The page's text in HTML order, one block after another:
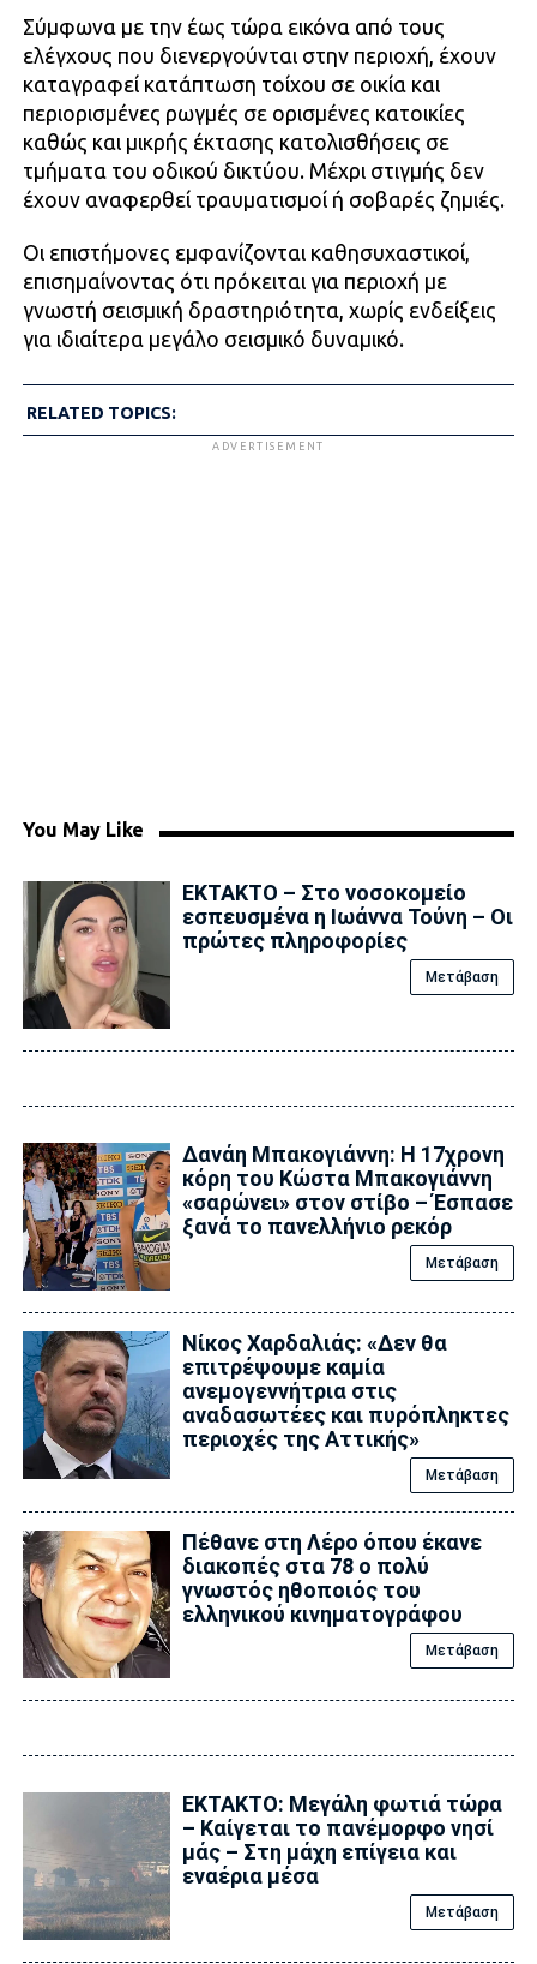
Σύμφωνα με την έως τώρα εικόνα από τους
ελέγχους που διενεργούνται στην περιοχή, έχουν
καταγραφεί κατάπτωση τοίχου σε οικία και
περιορισμένες ρωγμές σε ορισμένες κατοικίες
καθώς και μικρής έκτασης κατολισθήσεις σε
τμήματα του οδικού δικτύου. Μέχρι στιγμής δεν
έχουν αναφερθεί τραυματισμοί ή σοβαρές ζημιές.
Οι επιστήμονες εμφανίζονται καθησυχαστικοί,
επισημαίνοντας ότι πρόκειται για περιοχή με
γνωστή σεισμική δραστηριότητα, χωρίς ενδείξεις
για ιδιαίτερα μεγάλο σεισμικό δυναμικό.
RELATED TOPICS:
ADVERTISEMENT
You May Like
ΕΚΤΑΚΤΟ – Στο νοσοκομείο
εσπευσμένα η Ιωάννα Τούνη – Οι
πρώτες πληροφορίες
Μετάβαση
Δανάη Μπακογιάννη: Η 17χρονη
κόρη του Κώστα Μπακογιάννη
«σαρώνει» στον στίβο – Έσπασε
ξανά το πανελλήνιο ρεκόρ
Μετάβαση
Νίκος Χαρδαλιάς: «Δεν θα
επιτρέψουμε καμία
ανεμογεννήτρια στις
αναδασωτέες και πυρόπληκτες
περιοχές της Αττικής»
Μετάβαση
Πέθανε στη Λέρο όπου έκανε
διακοπές στα 78 ο πολύ
γνωστός ηθοποιός του
ελληνικού κινηματογράφου
Μετάβαση
ΕΚΤΑΚΤΟ: Μεγάλη φωτιά τώρα
– Καίγεται το πανέμορφο νησί
μάς – Στη μάχη επίγεια και
εναέρια μέσα
Μετάβαση